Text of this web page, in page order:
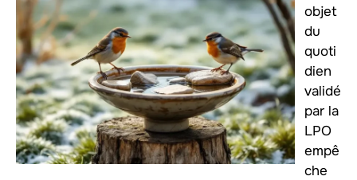
objet
du
quoti
dien
validé
par la
LPO
empê
che